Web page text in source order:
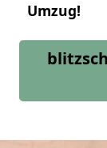
Umzug!